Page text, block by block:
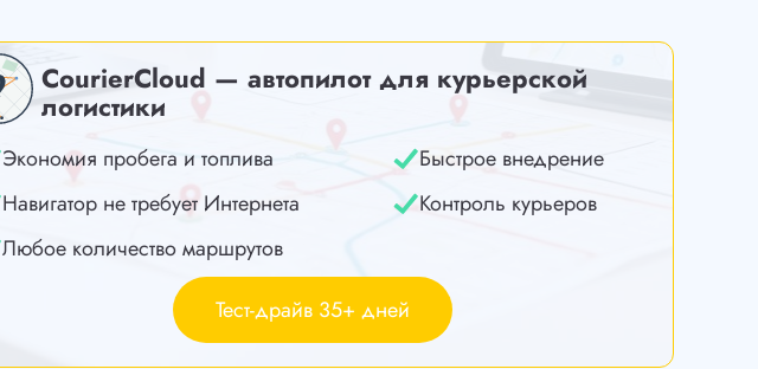
CourierCloud — автопилот для курьерской
логистики
Экономия пробега и топлива
Быстрое внедрение
Навигатор не требует Интернета
Контроль курьеров
Любое количество маршрутов
Тест-драйв 35+ дней